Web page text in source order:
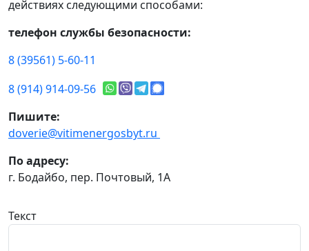
действиях следующими способами:
телефон службы безопасности:
8 (39561) 5-60-11
8 (914) 914-09-56
Пишите:
doverie@vitimenergosbyt.ru
По адресу:
г. Бодайбо, пер. Почтовый, 1А
Текст